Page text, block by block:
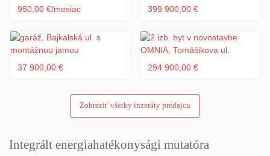
950,00 €/mesiac 399 900,00 €
37 900,00 € 294 900,00 €
Zobraziť všetky inzeráty predajcu
Integrált energiahatékonysági mutatóra